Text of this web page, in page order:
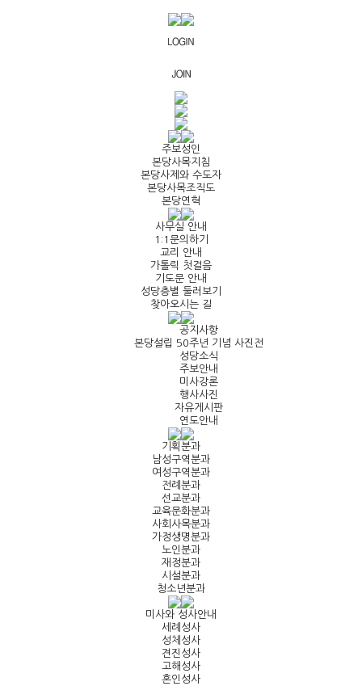
주보성인
본당사목지침
본당사제와 수도자
본당사목조직도
본당연혁
사무실 안내
1:1문의하기
교리 안내
가톨릭 첫걸음
기도문 안내
성당층별 둘러보기
찾아오시는 길
공지사항
본당설립 50주년 기념 사진전
성당소식
주보안내
미사강론
행사사진
자유게시판
연도안내
기획분과
남성구역분과
여성구역분과
전례분과
선교분과
교육문화분과
사회사목분과
가정생명분과
노인분과
재정분과
시설분과
청소년분과
미사와 성사안내
세례성사
성체성사
견진성사
고해성사
혼인성사